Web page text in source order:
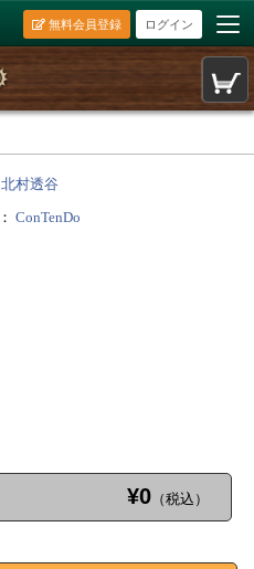
ログイン
無料会員登録
北村透谷
： ConTenDo
¥0 （税込）